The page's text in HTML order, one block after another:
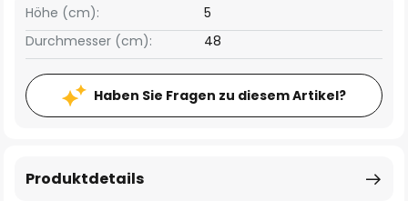
Höhe (cm):
5
Durchmesser (cm):
48
Haben Sie Fragen zu diesem Artikel?
Produktdetails